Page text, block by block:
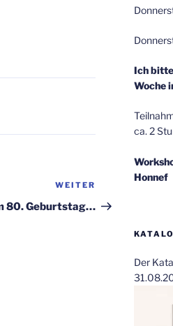
Beitrag
WEITER
80. Geburtstag…
Ich
Woche
ca. 2
Honnef
Der